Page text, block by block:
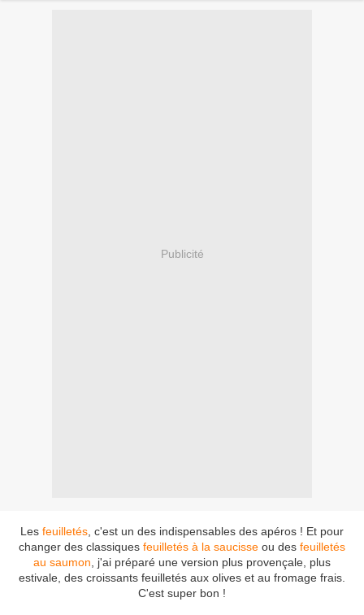
Publicité
Les feuilletés , c'est un des indispensables des apéros ! Et pour
changer des classiques feuilletés à la saucisse ou des feuilletés
au saumon , j'ai préparé une version plus provençale, plus
estivale, des croissants feuilletés aux olives et au fromage frais.
C'est super bon !